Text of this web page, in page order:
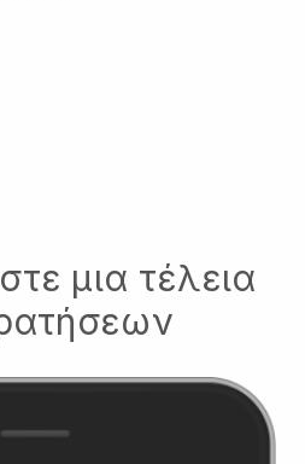
μια τέλεια